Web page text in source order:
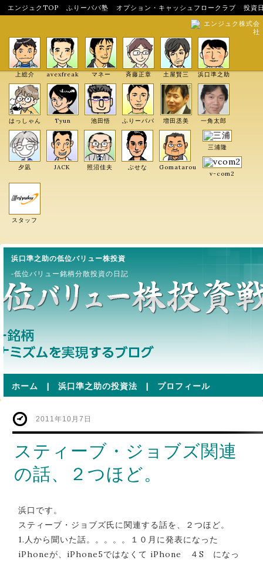
エンジュクTOP ふりーパパ塾 オプション・キャッシュフロークラブ
投資
エンジュク株式会
社
上総介 avexfreak マネー 斉藤正章 土屋賢三 浜口準之助
はっしゃん Tyun 池田悟 ふりーパパ 増田丞美 一角太郎
夕凪 JACK 照沼佳夫 ぶせな Gomatarou
三浦隆
v-com2
スタッフ
浜口準之助の低位バリュー株投資
-低位バリュー銘柄分散投資の日記
ホーム | 浜口準之助の投資法 | プロフィール
2011年10月7日
スティーブ・ジョブズ関連
の話、２つほど。
浜口です。
スティーブ・ジョブズ氏に関連する話を、２つほど。
1.人から聞いた話。。。。。１０月に発表になった
iPhoneが、iPhone5ではなくて iPhone ４S になっ